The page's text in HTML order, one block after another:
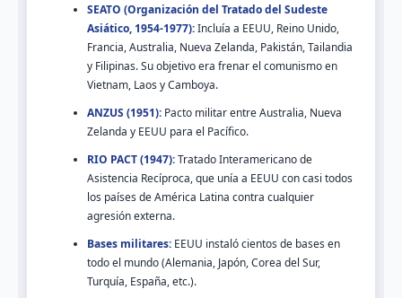
SEATO (Organización del Tratado del Sudeste
Asiático, 1954-1977):Incluía a EEUU, Reino Unido,
Francia, Australia, Nueva Zelanda, Pakistán, Tailandia
y Filipinas. Su objetivo era frenar el comunismo en
Vietnam, Laos y Camboya.
ANZUS (1951): Pacto militar entre Australia, Nueva
Zelanda y EEUU para el Pacífico.
RIO PACT (1947):Tratado Interamericano de
Asistencia Recíproca, que unía a EEUU con casi todos
los países de América Latina contra cualquier
agresión externa.
Bases militares: EEUU instaló cientos de bases en
todo el mundo (Alemania, Japón, Corea del Sur,
Turquía, España, etc.).